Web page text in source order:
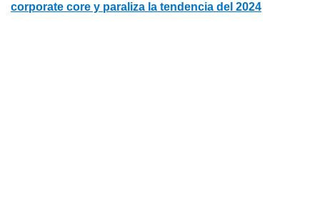
corporate core y paraliza la tendencia del 2024